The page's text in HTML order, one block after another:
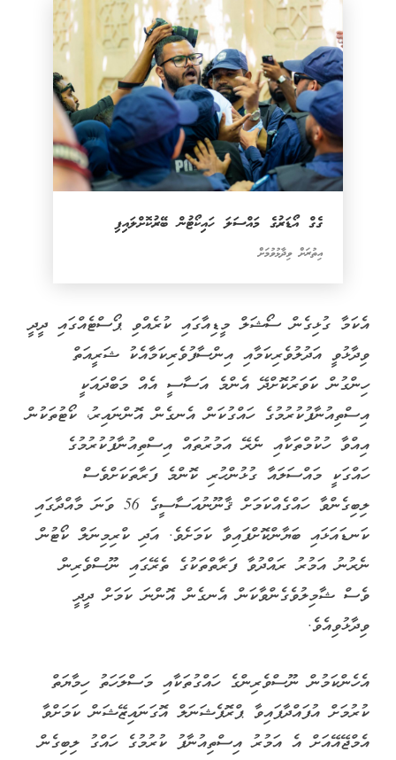
ގެގް އޯޑަރުގެ މައްސަލަ ހައިކޯޓުން ބޭރުކޮށްލައިފި
އިތުރަށް ވިދާޅުވުމަށް
އެކަމާ ގުޅިގެން ސޯޝަލް މީޑިއާގައި ކުރެއްވި ޕޯސްޓެއްގައި ދީދީ
ވިދާޅުވީ އަދުލުވެރިކަމާއި އިންސާފުވެރިކަމާއެކު ޝަރީއަތް
ހިންގުން ކަަވަރުކޮށްދޭ އެންމެ އަސާސީ އެއް މަބްދައަކީ
އިސްތިއުނާފުކުރުމުގެ ހައްގުކަން އެނގެން އޮންނައިރު، ކޯޓުތަކުން
އިއްވާ ހުކުމްތަކާއި ނެރޭ އަމުރުތައް އިސްތިއުނާފުކުރުމުގެ
ހައްގަކީ މައްސަލައާ ގުޅުންހުރި ކޮންމެ ފަރާތަކަށްވެސް
ލިބިގެންވާ ހައްގެއްކަމަށް ޤާނޫނުއަސާސީގެ 56 ވަނަ މާއްދާގައި
ކަނޑައަޅައި ބަޔާންކޮށްފައިވާ ކަމަށެވެ. އަދި ކްރިމިނަލް ކޯޓުން
ނެރުނު އަމުރު ރައްދުވާ ފަރާތްތަކުގެ ތެރޭގައި ނޫސްވެރިން
ވެސް ޝާމިލުވެގެންވާކަން އެނގެން އޮންނަ ކަމަށް ދީދީ
ވިދާޅުވިއެވެ.
އެހެންކަމުން ނޫސްވެރިންގެ ހައްގުތަކާއި މަސްލަހަތު ހިމާޔަތް
ކުރުމަށް އުފައްދާފައިވާ ޕްރޮފެޝަނަލް އޮގަނައިޒޭޝަން ކަމަށްވާ
އެމްޖޭއޭއަށް އެ އަމުރު އިސްތިއުނާފު ކުރުމުގެ ހައްގު ލިބިގެން